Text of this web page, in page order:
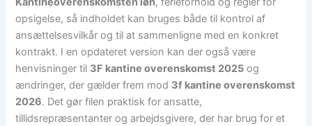
opsigelse, så indholdet kan bruges både til kontrol af
ansættelsesvilkår og til at sammenligne med en konkret
kontrakt. I en opdateret version kan der også være
henvisninger til 3F kantine overenskomst 2025 og
ændringer, der gælder frem mod 3f kantine overenskomst
2026. Det gør filen praktisk for ansatte,
tillidsrepræsentanter og arbejdsgivere, der har brug for et